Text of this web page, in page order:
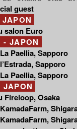
guest
salon Euro
JAPON
Paellia, Sapporo
Sapporo
Paellia, Sapporo
Fireloop, Osaka